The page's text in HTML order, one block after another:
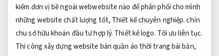
kiếm đơn vị bề ngoài webwebsite nào để phân phối cho mình
những website chất lượng tốt, Thiết kế chuyên nghiệp.chỉn
chu sở hữu khoản đầu tư hợp lý. Thiết kế logo. Tối ưu liên tục.
Thi công xây dựng website bán quần áo thời trang bài bản,